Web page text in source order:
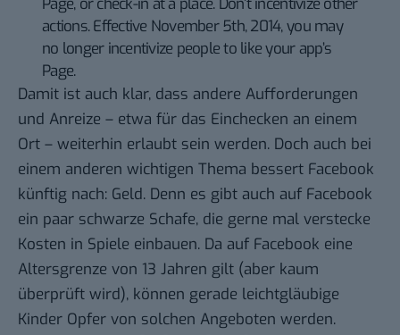
actions. Effective November 5th, 2014, you may
no longer incentivize people to like your app’s
Page.
Damit ist auch klar, dass andere Aufforderungen
und Anreize – etwa für das Einchecken an einem
Ort – weiterhin erlaubt sein werden. Doch auch bei
einem anderen wichtigen Thema bessert Facebook
künftig nach: Geld. Denn es gibt auch auf Facebook
ein paar schwarze Schafe, die gerne mal verstecke
Kosten in Spiele einbauen. Da auf Facebook eine
Altersgrenze von 13 Jahren gilt (aber kaum
überprüft wird), können gerade leichtgläubige
Kinder Opfer von solchen Angeboten werden.